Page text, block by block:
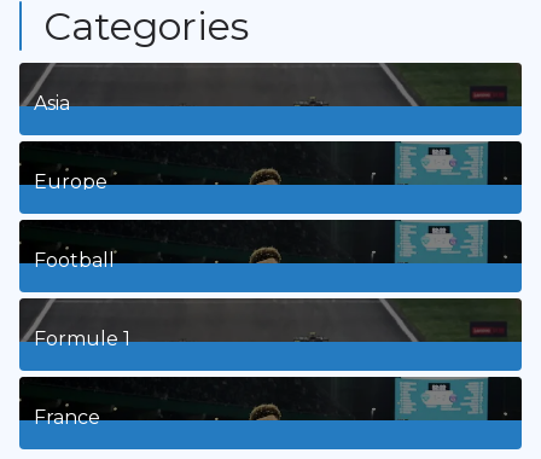
Categories
Asia
1Posts
Europe
3Posts
Football
8Posts
Formule 1
3Posts
France